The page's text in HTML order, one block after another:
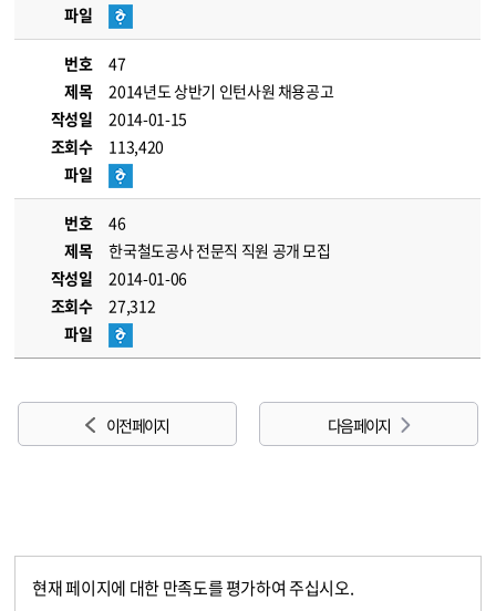
파일
번호
47
제목
2014년도 상반기 인턴사원 채용공고
작성일
2014-01-15
조회수
113,420
파일
번호
46
제목
한국철도공사 전문직 직원 공개 모집
작성일
2014-01-06
조회수
27,312
파일
이전 페이지 다음 페이지
현재 페이지에 대한 만족도를 평가하여 주십시오.